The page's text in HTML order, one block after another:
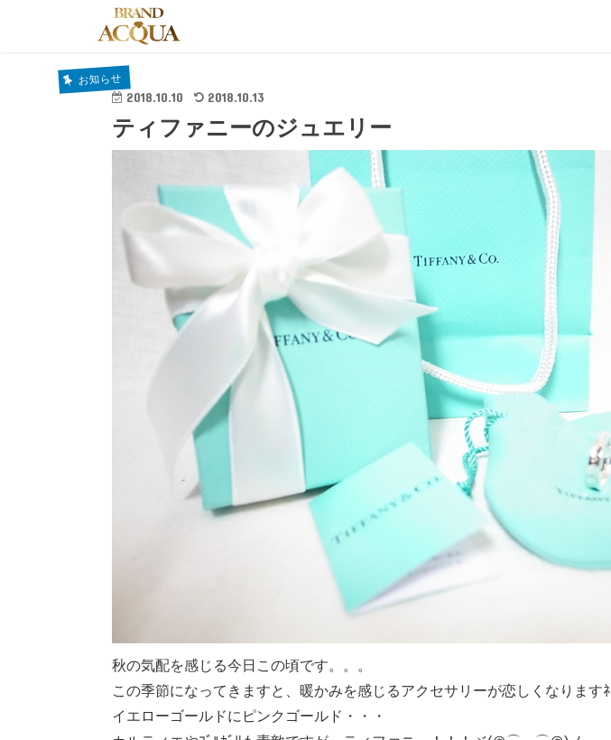
お知らせ
2018.10.10 2018.10.13
ティファニーのジュエリー
秋の気配を感じる今日この頃です。。。
この季節になってきますと、暖かみを感じるアクセサリーが恋しくなりますﾈ
イエローゴールドにピンクゴールド・・・